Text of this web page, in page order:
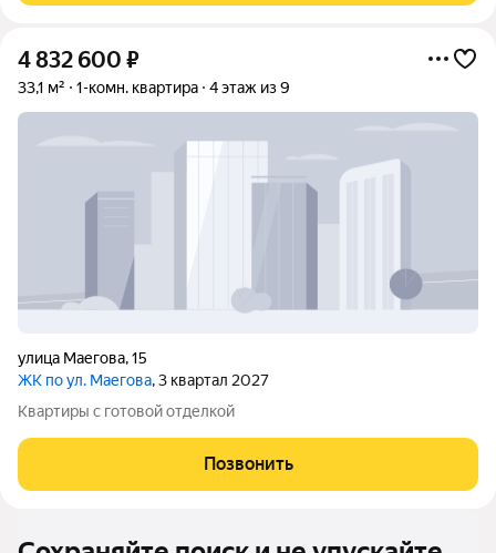
4 832 600 ₽
33,1 м² 1-комн. квартира 4 этаж из 9
улица Маегова,15
ЖК по ул. Маегова, 3 квартал 2027
Квартиры с готовой отделкой
Позвонить